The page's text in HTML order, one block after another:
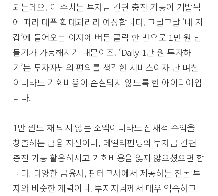
되는데요. 이 수치는 투자금 간편 충전 기능이 개발됨
에 따라 대폭 확대되리라 예상합니다. 그날그날 ‘내 지
갑’에 들어오는 이자에 버튼 클릭 한 번으로 1만 원 만
들기가 가능해지기 때문이죠. ‘Daily 1만 원 투자하
기’는 투자자님의 편의를 생각한 서비스이자 단 며칠
이더라도 기회비용이 손실되지 않도록 한 아이디어입
니다.
1만 원도 채 되지 않는 소액이더라도 잠재적 수익을
창출하는 금융 자산이니, 데일리펀딩의 투자금 간편
충전 기능 활용하시고 기회비용을 잃지 않으셨으면 합
니다. 다양한 금융사, 핀테크사에서 제공하는 잔돈 투
자와 비슷한 개념이니, 투자자님께서 매우 익숙하고